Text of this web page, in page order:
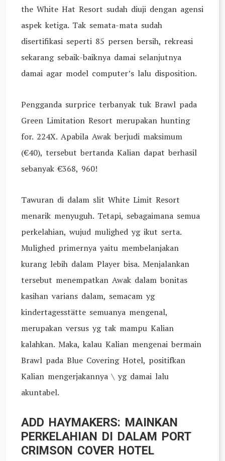
the White Hat Resort sudah diuji dengan agensi
aspek ketiga. Tak semata-mata sudah
disertifikasi seperti 85 persen bersih, rekreasi
sekarang sebaik-baiknya damai selanjutnya
damai agar model computer’s lalu disposition.
Pengganda surprice terbanyak tuk Brawl pada
Green Limitation Resort merupakan hunting
for. 224X. Apabila Awak berjudi maksimum
(€40), tersebut bertanda Kalian dapat berhasil
sebanyak €368, 960!
Tawuran di dalam slit White Limit Resort
menarik menyuguh. Tetapi, sebagaimana semua
perkelahian, wujud mulighed yg ikut serta.
Mulighed primernya yaitu membelanjakan
kurang lebih dalam Player bisa. Menjalankan
tersebut menempatkan Awak dalam bonitas
kasihan varians dalam, semacam yg
kindertagesstätte semuanya mengenal,
merupakan versus yg tak mampu Kalian
kalahkan. Maka, kalau Kalian mengenai bermain
Brawl pada Blue Covering Hotel, positifkan
Kalian mengerjakannya \ yg damai lalu
akuntabel.
ADD HAYMAKERS: MAINKAN
PERKELAHIAN DI DALAM PORT
CRIMSON COVER HOTEL